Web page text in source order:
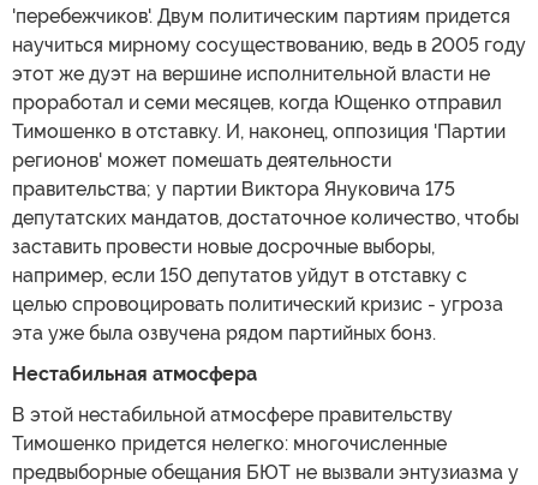
'перебежчиков'. Двум политическим партиям придется
научиться мирному сосуществованию, ведь в 2005 году
этот же дуэт на вершине исполнительной власти не
проработал и семи месяцев, когда Ющенко отправил
Тимошенко в отставку. И, наконец, оппозиция 'Партии
регионов' может помешать деятельности
правительства; у партии Виктора Януковича 175
депутатских мандатов, достаточное количество, чтобы
заставить провести новые досрочные выборы,
например, если 150 депутатов уйдут в отставку с
целью спровоцировать политический кризис - угроза
эта уже была озвучена рядом партийных бонз.
Нестабильная атмосфера
В этой нестабильной атмосфере правительству
Тимошенко придется нелегко: многочисленные
предвыборные обещания БЮТ не вызвали энтузиазма у